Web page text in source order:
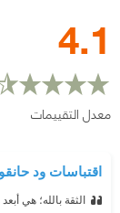
4.1
معدل التقييمات
اقتباسات ود
الثقة بالله؛ هي